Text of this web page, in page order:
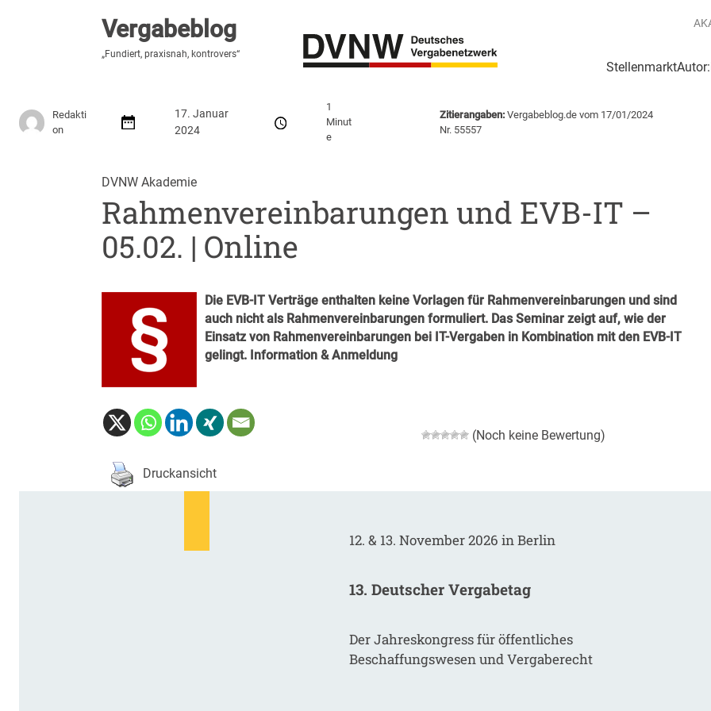
Vergabeblog
„Fundiert, praxisnah, kontrovers“
Stellenmarkt
Vergabeblog
„Hier lesen Sie es zuerst“
Redakti
on
17. Januar
2024
1
Minut
e
Zitierangaben:Vergabeblog.de vom 17/01/2024
Nr. 55557
DVNW Akademie
Rahmenvereinbarungen und EVB-IT –
05.02. | Online
Die EVB-IT Verträge enthalten keine Vorlagen für Rahmenvereinbarungen und sind
auch nicht als Rahmenvereinbarungen formuliert. Das Seminar zeigt auf, wie der
Einsatz von Rahmenvereinbarungen bei IT-Vergaben in Kombination mit den EVB-IT
gelingt. Information & Anmeldung
(Noch keine Bewertung)
Druckansicht
12. & 13. November 2026 in Berlin
13. Deutscher Vergabetag
Der Jahreskongress für öffentliches
Beschaffungswesen und Vergaberecht